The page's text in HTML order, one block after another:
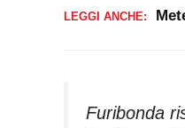
LEGGI ANCHE:
Furibonda